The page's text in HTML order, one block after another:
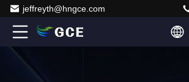
jeffreyth@hngce.com